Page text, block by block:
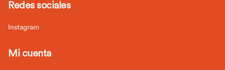
Redes sociales
Instagram
Mi cuenta